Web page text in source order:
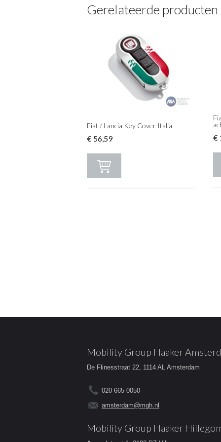
Gerelateerde producten
Fiat / Lancia Key Cover Italia
€ 56,59 €
Mobility Group Haaker
De Flinesstraat 22, 1114 AL Amsterdam
020 665 0050
amsterdam@mgh.nl
Mobility Group Haaker